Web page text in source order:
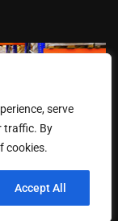
serve
traffic. By
cookies.
Accept All
2025 –